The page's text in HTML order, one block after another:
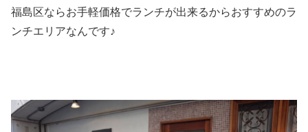
福島区ならお手軽価格でランチが出来るからおすすめのラ
ンチエリアなんです♪